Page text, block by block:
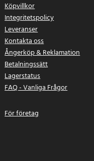
Köpvillkor
Integritetspolicy
Leveranser
Kontakta oss
Ångerköp & Reklamation
Betalningssätt
Lagerstatus
FAQ - Vanliga Frågor
För företag